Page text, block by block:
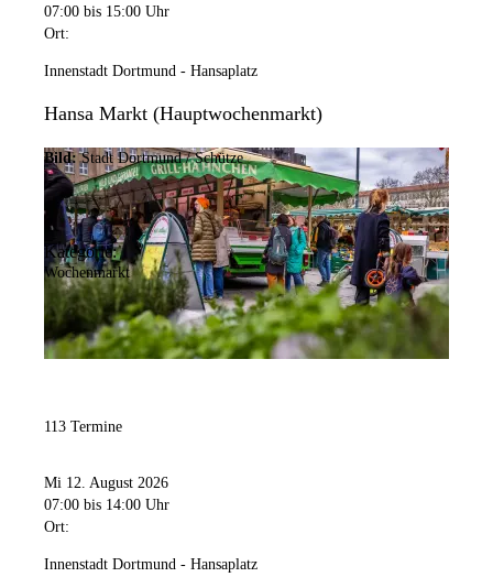
07:00 bis 15:00 Uhr
Ort:
Innenstadt Dortmund - Hansaplatz
Hansa Markt (Hauptwochenmarkt)
Bild: Stadt Dortmund / Schütze
Kategorie:
Wochenmarkt
113 Termine
Mi 12. August 2026
07:00 bis 14:00 Uhr
Ort:
Innenstadt Dortmund - Hansaplatz